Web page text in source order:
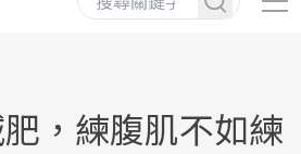
，練腹肌不如練